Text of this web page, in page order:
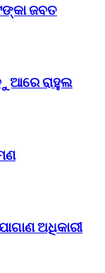
ଜବତ
ରାହୁଲ
ଅଧିକାରୀ